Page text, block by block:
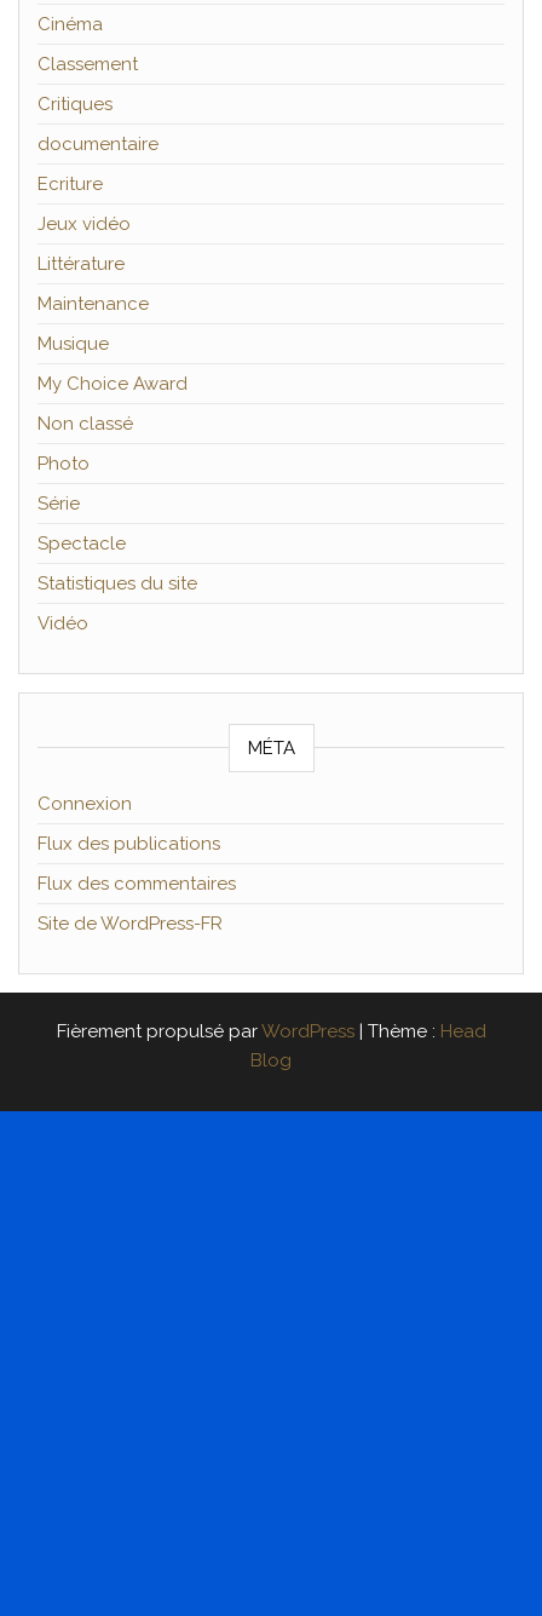
Cinéma
Classement
Critiques
documentaire
Ecriture
Jeux vidéo
Littérature
Maintenance
Musique
My Choice Award
Non classé
Photo
Série
Spectacle
Statistiques du site
Vidéo
MÉTA
Connexion
Flux des publications
Flux des commentaires
Site de WordPress-FR
Fièrement propulsé parWordPress | Thème : Head
Blog